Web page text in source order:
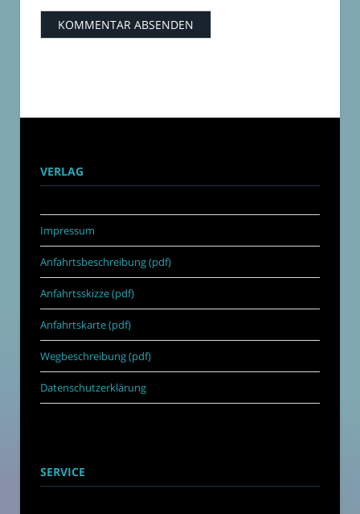
VERLAG
Impressum
Anfahrtsbeschreibung (pdf)
Anfahrtsskizze (pdf)
Anfahrtskarte (pdf)
Wegbeschreibung (pdf)
Datenschutzerklärung
SERVICE